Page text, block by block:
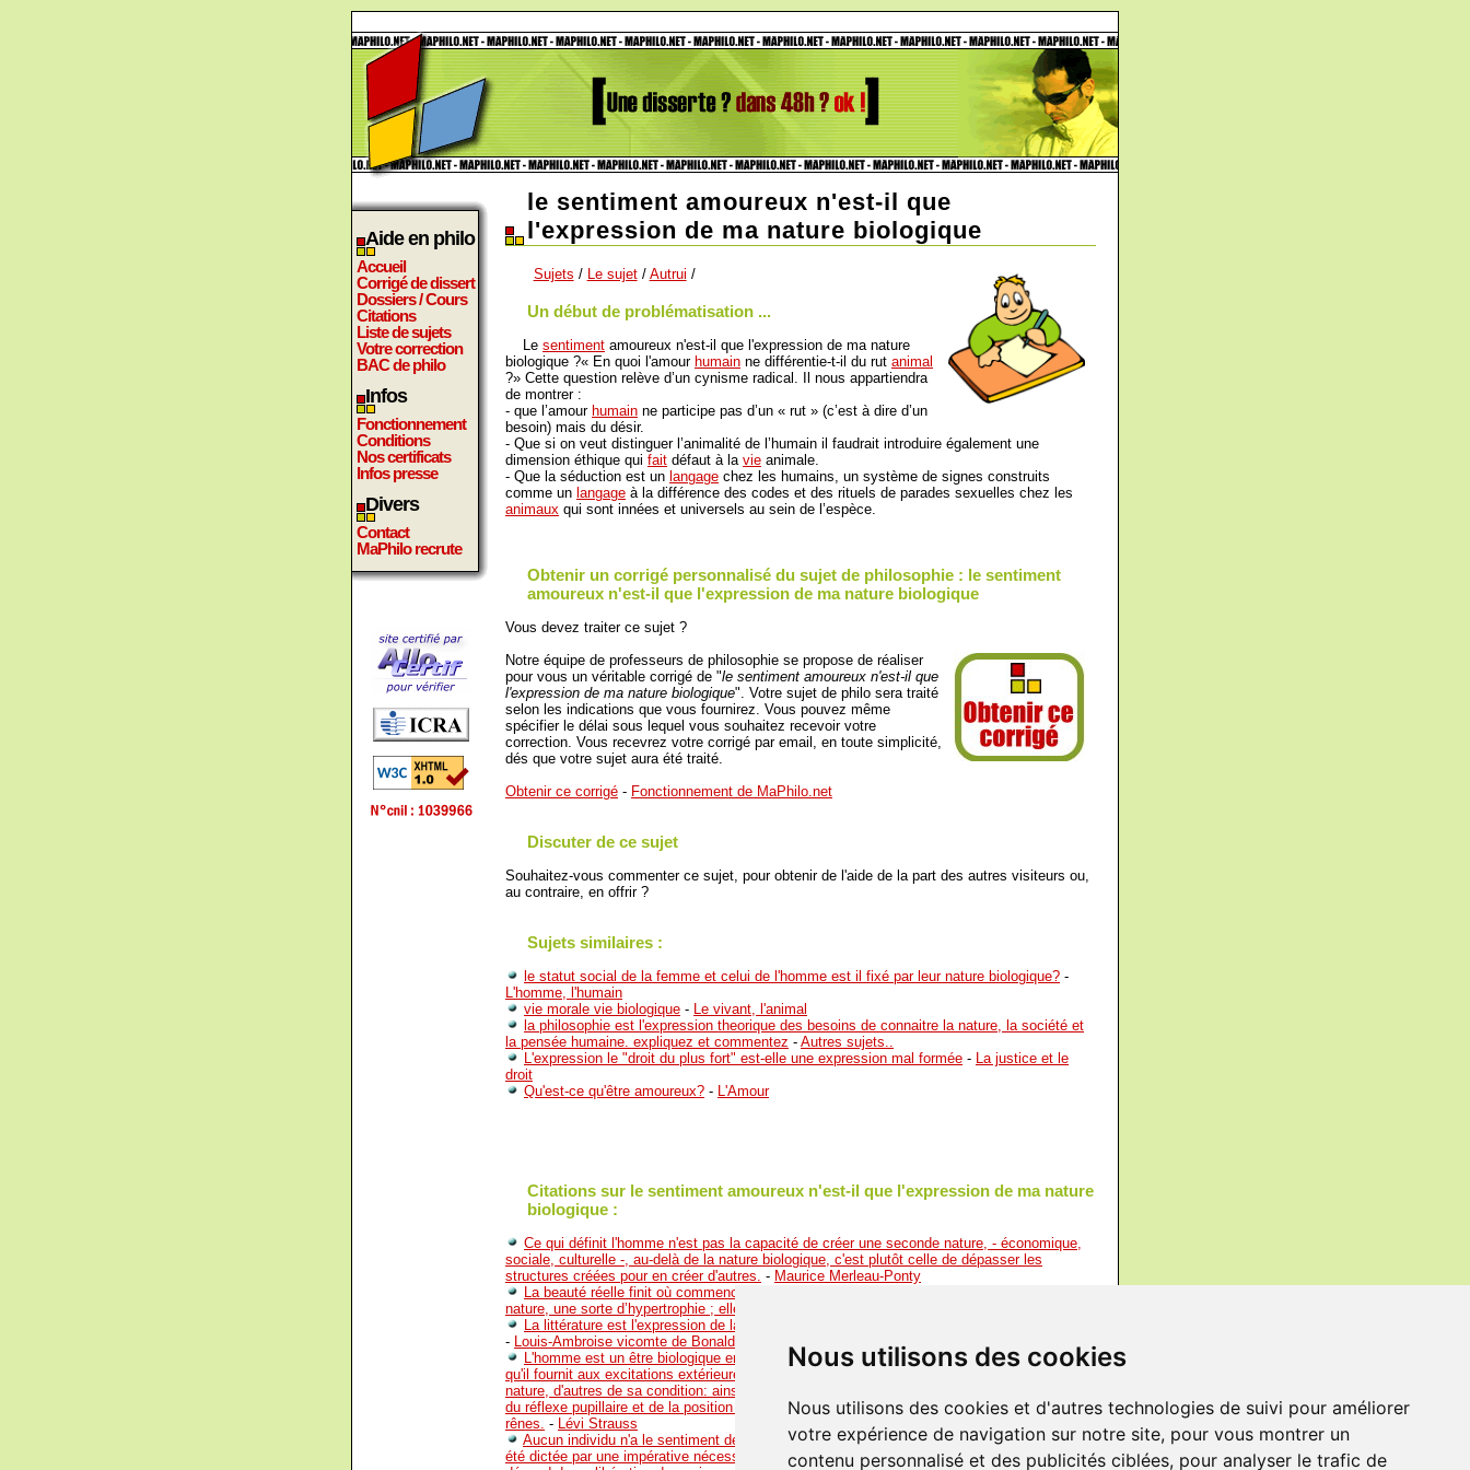
Nous utilisons des cookies
Nous utilisons des cookies et d'autres technologies de suivi pour améliorer
votre expérience de navigation sur notre site, pour vous montrer un
contenu personnalisé et des publicités ciblées, pour analyser le trafic de
Aide en philo
Accueil
Corrigé de dissert
Dossiers / Cours
Citations
Liste de sujets
Votre correction
BAC de philo
Infos
Fonctionnement
Conditions
Nos certificats
Infos presse
Divers
Contact
MaPhilo recrute
le sentiment amoureux n'est-il que
l'expression de ma nature biologique
Sujets / Le sujet/ Autrui /
Un début de problématisation ...
Le sentiment amoureux n'est-il que l'expression de ma nature
biologique ?« En quoi l'amour humain ne différentie-t-il du rut animal
?» Cette question relève d’un cynisme radical. Il nous appartiendra
de montrer :
- que l’amour humain ne participe pas d’un « rut » (c’est à dire d’un
besoin) mais du désir.
- Que si on veut distinguer l’animalité de l’humain il faudrait introduire également une
dimension éthique qui fait défaut à la vie animale.
- Que la séduction est un langage chez les humains, un système de signes construits
comme un langage à la différence des codes et des rituels de parades sexuelles chez les
animaux qui sont innées et universels au sein de l’espèce.
Obtenir un corrigé personnalisé du sujet de philosophie : le sentiment
amoureux n'est-il que l'expression de ma nature biologique
Vous devez traiter ce sujet ?
Notre équipe de professeurs de philosophie se propose de réaliser
pour vous un véritable corrigé de "le sentiment amoureux n'est-il que
l'expression de ma nature biologique". Votre sujet de philo sera traité
selon les indications que vous fournirez. Vous pouvez même
spécifier le délai sous lequel vous souhaitez recevoir votre
correction. Vous recevrez votre corrigé par email, en toute simplicité,
dés que votre sujet aura été traité.
Obtenir ce corrigé - Fonctionnement de MaPhilo.net
Discuter de ce sujet
Souhaitez-vous commenter ce sujet, pour obtenir de l'aide de la part des autres visiteurs ou,
au contraire, en offrir ?
Sujets similaires :
le statut social de la femme et celui de l'homme est il fixé par leur nature biologique? -
L'homme, l'humain
vie morale vie biologique - Le vivant, l'animal
la philosophie est l'expression theorique des besoins de connaitre la nature, la société et
la pensée humaine. expliquez et commentez - Autres sujets..
L'expression le "droit du plus fort" est-elle une expression mal formée - La justice et le
droit
Qu'est-ce qu'être amoureux? - L'Amour
Citations sur le sentiment amoureux n'est-il que l'expression de ma nature
biologique :
Ce qui définit l'homme n'est pas la capacité de créer une seconde nature, - économique,
sociale, culturelle -, au-delà de la nature biologique, c'est plutôt celle de dépasser les
structures créées pour en créer d'autres. - Maurice Merleau-Ponty
La beauté réelle finit où commence l’expression intellectuelle. L’intelligence est, par sa
nature, une sorte d’hypertrophie ; elle détruit fatalement l’harmonie d’un visage.
La littérature est l'expression de la société, comme la parole est l'expression de l'homme.
- Louis-Ambroise vicomte de Bonald
L'homme est un être biologique en même temps qu'un individu social. Parmi les réponses
qu'il fournit aux excitations extérieures ou intérieures, certaines relèvent intégralement de sa
nature, d'autres de sa condition: ainsi n'aura-t-on aucune peine à trouver l'origine respective
du réflexe pupillaire et de la position prise par la main du cavalier au simple contact des
rênes. - Lévi Strauss
Aucun individu n'a le sentiment de mériter la réprobation lorsqu'il sent que sa conduite lui a
été dictée par une impérative nécessité naturelle. L'existence de la morale chez l'homme